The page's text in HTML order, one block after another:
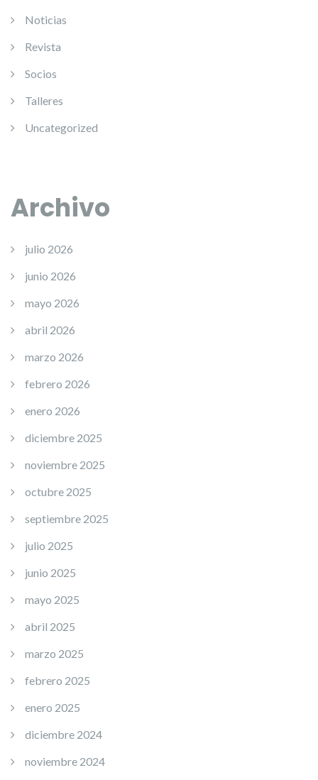
Noticias
Revista
Socios
Talleres
Uncategorized
Archivo
julio 2026
junio 2026
mayo 2026
abril 2026
marzo 2026
febrero 2026
enero 2026
diciembre 2025
noviembre 2025
octubre 2025
septiembre 2025
julio 2025
junio 2025
mayo 2025
abril 2025
marzo 2025
febrero 2025
enero 2025
diciembre 2024
noviembre 2024